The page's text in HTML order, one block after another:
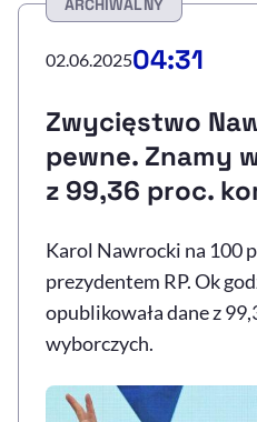
Sprawdź, jak i dlaczego
Deklaracja dostępności ,
ARCHIWALNY
02.06.202504:31
Zwycięstwo
pewne. Znamy
z 99,36 proc.
Karol Nawrocki na 100
prezydentem RP. Ok
opublikowała dane z
wyborczych.